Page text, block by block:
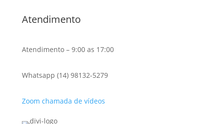
Atendimento
Atendimento – 9:00 as 17:00
Whatsapp (14) 98132-5279
Zoom chamada de vídeos